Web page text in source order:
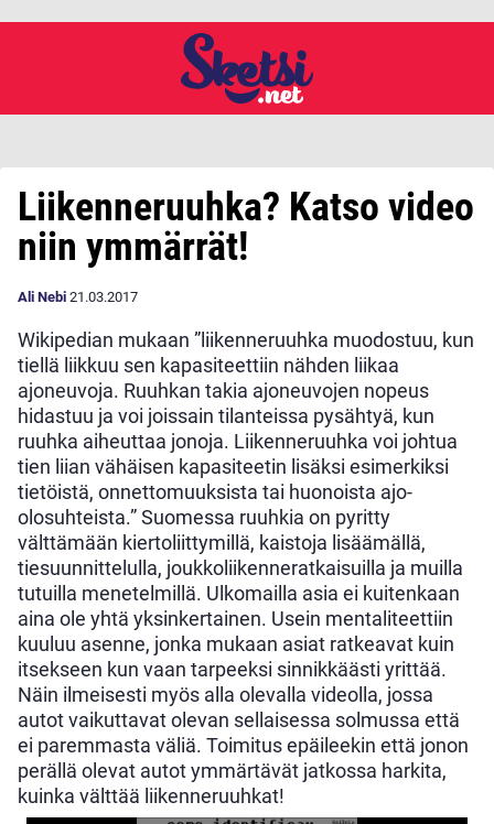
Liikenneruuhka? Katso video
niin ymmärrät!
Ali Nebi 21.03.2017
Wikipedian mukaan ”liikenneruuhka muodostuu, kun
tiellä liikkuu sen kapasiteettiin nähden liikaa
ajoneuvoja. Ruuhkan takia ajoneuvojen nopeus
hidastuu ja voi joissain tilanteissa pysähtyä, kun
ruuhka aiheuttaa jonoja. Liikenneruuhka voi johtua
tien liian vähäisen kapasiteetin lisäksi esimerkiksi
tietöistä, onnettomuuksista tai huonoista ajo-
olosuhteista.” Suomessa ruuhkia on pyritty
välttämään kiertoliittymillä, kaistoja lisäämällä,
tiesuunnittelulla, joukkoliikenneratkaisuilla ja muilla
tutuilla menetelmillä. Ulkomailla asia ei kuitenkaan
aina ole yhtä yksinkertainen. Usein mentaliteettiin
kuuluu asenne, jonka mukaan asiat ratkeavat kuin
itsekseen kun vaan tarpeeksi sinnikkäästi yrittää.
Näin ilmeisesti myös alla olevalla videolla, jossa
autot vaikuttavat olevan sellaisessa solmussa että
ei paremmasta väliä. Toimitus epäileekin että jonon
perällä olevat autot ymmärtävät jatkossa harkita,
kuinka välttää liikenneruuhkat!